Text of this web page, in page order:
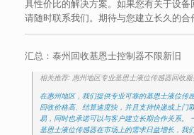
具性价比的解决方案。如果您有关于设备
请随时联系我们。期待与您建立长久的合
汇总：泰州回收基恩士控制器不限新旧
相关推荐: 惠州地区专业基恩士液位传感器回收
在惠州地区，我们提供专业可靠的基恩士液位传
回收价格高、结算速度快，并且支持快递或上门
易，同时也承诺可以与客户建立长期合作关系。
基恩士液位传感器在市场上的需求日益增长，我